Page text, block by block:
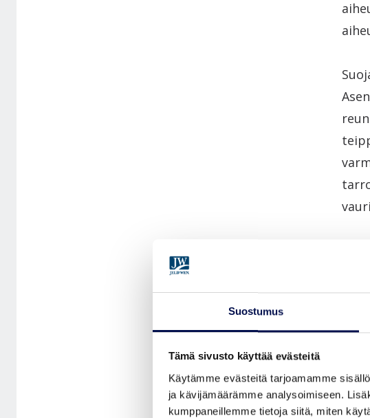
Suostumus
Tämä sivusto käyttää evästeitä
Käytämme evästeitä tarjoamamme
ja kävijämäärämme analysoimiseen.
kumppaneillemme tietoja siitä, miten